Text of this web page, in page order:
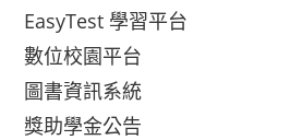
EasyTest 學習平台
數位校園平台
圖書資訊系統
獎助學金公告